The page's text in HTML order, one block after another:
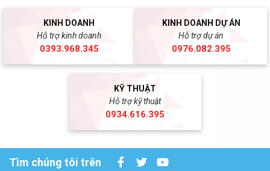
KINH DOANH
Hỗ trợ kinh doanh
0393.968.345
KINH DOANH DỰ ÁN
Hỗ trợ dự án
0976.082.395
KỸ THUẬT
Hỗ trợ kỹ thuật
0934.616.395
Tìm chúng tôi trên